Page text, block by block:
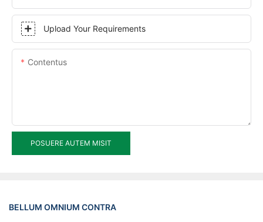
Upload Your Requirements
Contentus
POSUERE AUTEM MISIT
BELLUM OMNIUM CONTRA